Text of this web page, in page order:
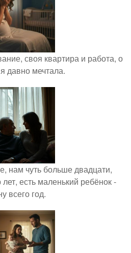
своя квартира и работа, о
давно мечтала.
нам чуть больше двадцати,
есть маленький ребёнок -
всего год.